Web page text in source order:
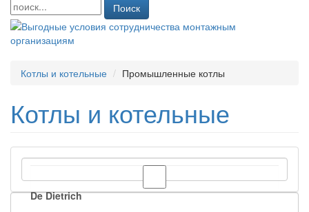
Поиск
Котлы и котельные Промышленные котлы
Котлы и котельные
De Dietrich